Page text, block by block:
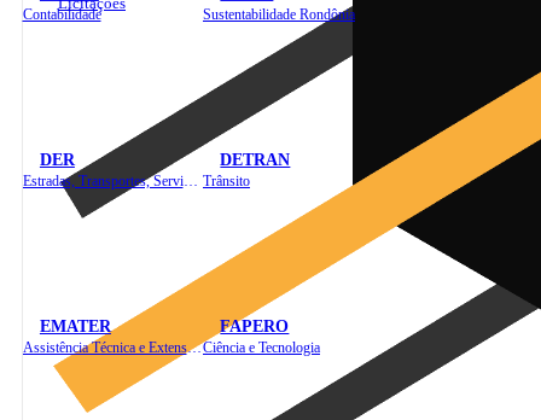
Contabilidade Sustentabilidade Rondônia
DER
Estradas, Transportes, Serviços Públicos
DETRAN
Trânsito
EMATER
Assistência Técnica e Extensão Rural
FAPERO
Ciência e Tecnologia